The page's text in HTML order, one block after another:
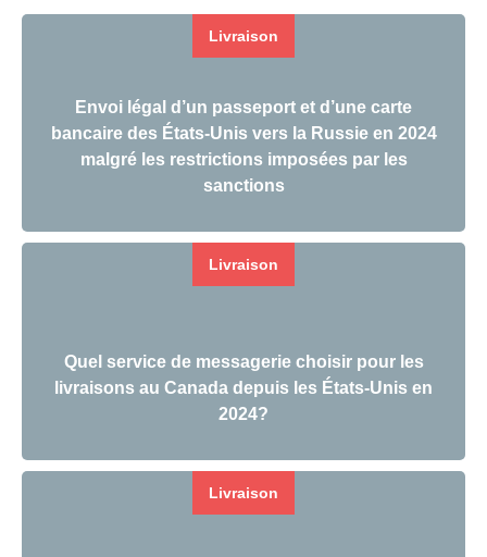
Livraison
Envoi légal d’un passeport et d’une carte
bancaire des États-Unis vers la Russie en 2024
malgré les restrictions imposées par les
sanctions
Livraison
Quel service de messagerie choisir pour les
livraisons au Canada depuis les États-Unis en
2024?
Livraison